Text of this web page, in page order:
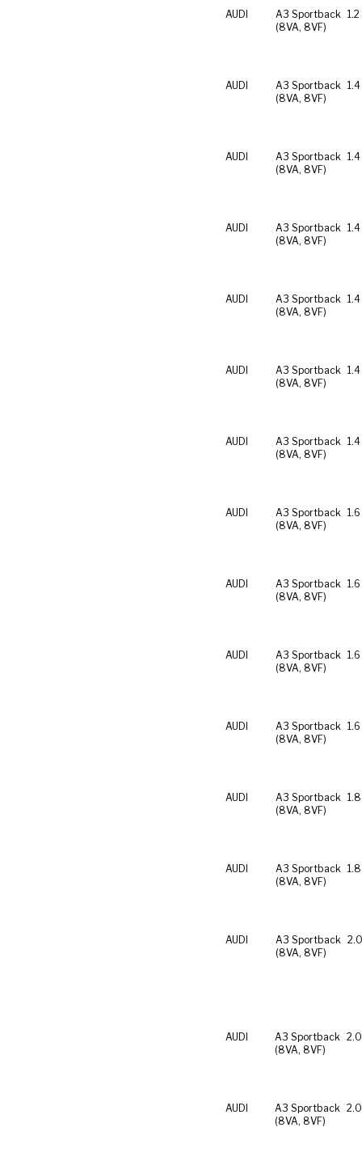
AUDI
A3 Sportback
(8VA, 8VF)
AUDI
A3 Sportback
(8VA, 8VF)
AUDI
A3 Sportback
(8VA, 8VF)
AUDI
A3 Sportback
(8VA, 8VF)
AUDI
A3 Sportback
(8VA, 8VF)
AUDI
A3 Sportback
(8VA, 8VF)
AUDI
A3 Sportback
(8VA, 8VF)
AUDI
A3 Sportback
(8VA, 8VF)
AUDI
A3 Sportback
(8VA, 8VF)
AUDI
A3 Sportback
(8VA, 8VF)
AUDI
A3 Sportback
(8VA, 8VF)
AUDI
A3 Sportback
(8VA, 8VF)
AUDI
A3 Sportback
(8VA, 8VF)
AUDI
A3 Sportback
(8VA, 8VF)
AUDI
A3 Sportback
(8VA, 8VF)
AUDI
A3 Sportback
(8VA, 8VF)